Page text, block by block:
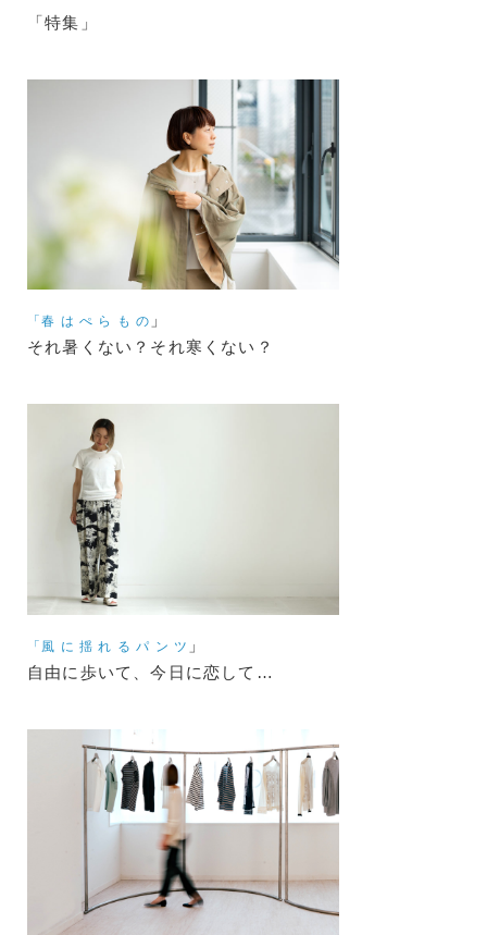
「特集」
「春 は ぺ ら も の 」
それ暑くない？それ寒くない？
「風 に 揺 れ る パ ン ツ 」
自由に歩いて、今日に恋して…